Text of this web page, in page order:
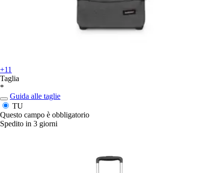
+11
Taglia
*
Guida alle taglie
TU
Questo campo è obbligatorio
Spedito in 3 giorni